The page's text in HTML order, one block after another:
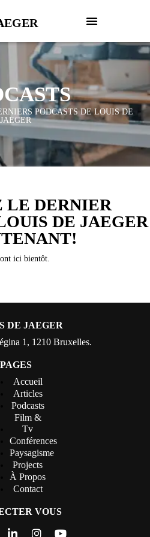
PODCASTS DE LOUIS DE
JAEGER
LE DERNIER
DE JAEGER
ici bientôt.
DE JAEGER
1, 1210 Bruxelles.
PAGES
Accueil
Articles
Podcasts
Film &
Tv
Conférences
Paysagisme
Projects
À Propos
Contact
VOUS